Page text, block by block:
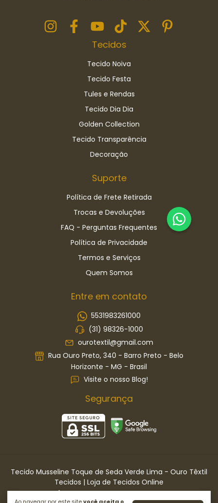
Tecidos
Tecido Noiva
Tecido Festa
Tules e Rendas
Tecido Dia Dia
Golden Collection
Tecido Transparência
Decoração
Suporte
Política de Frete Retirada
Trocas e Devoluções
FAQ - Perguntas Frequentes
Política de Privacidade
Termos e Serviços
Quem Somos
Entre em contato
5531983261000
(31) 98326-1000
ourotextil@gmail.com
Rua Ouro Preto, 340 - Barro Preto - Belo
Horizonte - MG - Brasil
Visite o nosso Blog!
Segurança
Tecido Musseline Toque de Seda Verde Lima - Ouro Têxtil
Tecidos | Loja de Tecidos Online
©2026. OURO TÊXTIL TECIDOS LTDA . Todos os direitos reservados.